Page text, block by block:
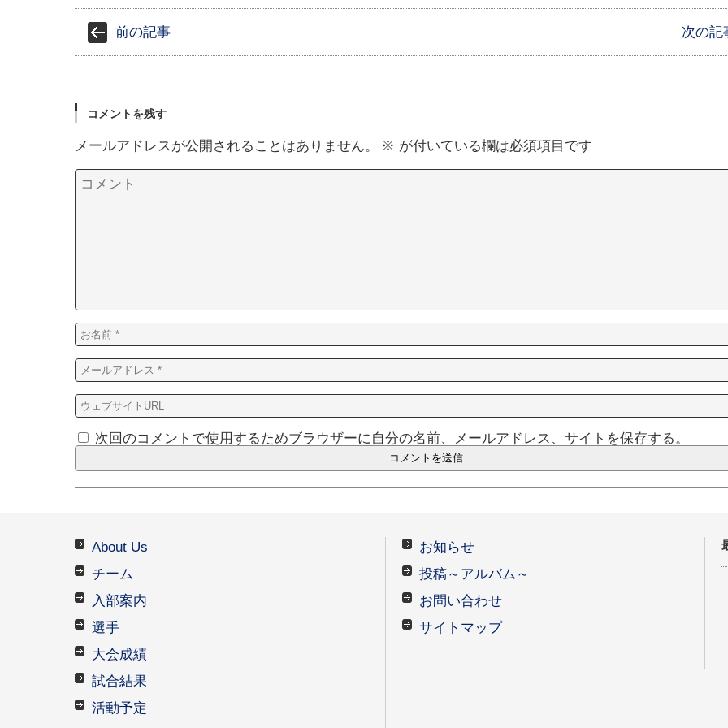
前の記事 次の記
コメントを残す
メールアドレスが公開されることはありません。 ※ が付いている欄は必須項目です
次回のコメントで使用するためブラウザーに自分の名前、メールアドレス、サイトを保存する。
About Us
チーム
入部案内
選手
大会成績
試合結果
活動予定
お知らせ
投稿～アルバム～
お問い合わせ
サイトマップ